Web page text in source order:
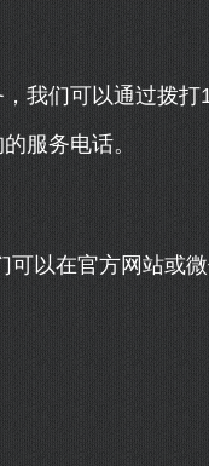
我们可以通过拨打
服务电话。
以在官方网站或